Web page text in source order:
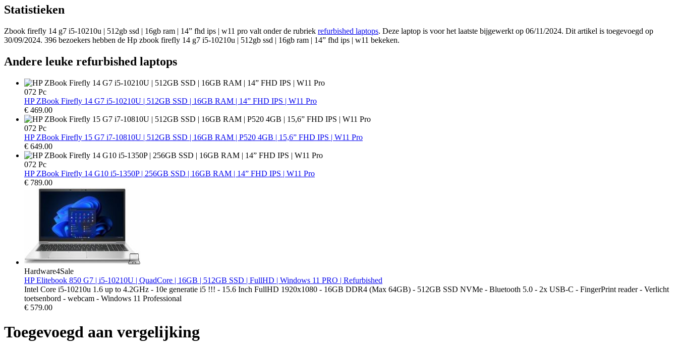
Statistieken
Zbook firefly 14 g7 i5-10210u | 512gb ssd | 16gb ram | 14” fhd ips | w11 pro valt onder de rubriek refurbished laptops. Deze laptop is voor het laatste bijgewerkt op 06/11/2024. Dit artikel is toegevoegd op
30/09/2024. 396 bezoekers hebben de Hp zbook firefly 14 g7 i5-10210u | 512gb ssd | 16gb ram | 14” fhd ips | w11 bekeken.
Andere leuke refurbished laptops
072 Pc
HP ZBook Firefly 14 G7 i5-10210U | 512GB SSD | 16GB RAM | 14” FHD IPS | W11 Pro
€ 469.00
072 Pc
HP ZBook Firefly 15 G7 i7-10810U | 512GB SSD | 16GB RAM | P520 4GB | 15,6” FHD IPS | W11 Pro
€ 649.00
072 Pc
HP ZBook Firefly 14 G10 i5-1350P | 256GB SSD | 16GB RAM | 14” FHD IPS | W11 Pro
€ 789.00
Hardware4Sale
HP Elitebook 850 G7 | i5-10210U | QuadCore | 16GB | 512GB SSD | FullHD | Windows 11 PRO | Refurbished
Intel Core i5-10210u 1.6 up to 4.2GHz - 10e generatie i5 !!! - 15.6 Inch FullHD 1920x1080 - 16GB DDR4 (Max 64GB) - 512GB SSD NVMe - Bluetooth 5.0 - 2x USB-C - FingerPrint reader - Verlicht
toetsenbord - webcam - Windows 11 Professional
€ 579.00
Toegevoegd aan vergelijking